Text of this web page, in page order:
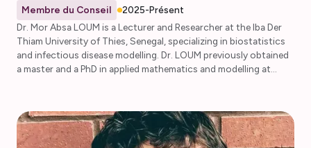
Membre du Conseil
2025-Présent
Dr. Mor Absa LOUM is a Lecturer and Researcher at the Iba Der
Thiam University of Thies, Senegal, specializing in biostatistics
and infectious disease modelling. Dr. LOUM previously obtained
a master and a PhD in applied mathematics and modelling at
Montreal University (Sainte-Justine research center, Sébastien
Jacquemont Lab). He has led impactful research and capacity-
building initiatives, particularly in malaria modelling at Thies